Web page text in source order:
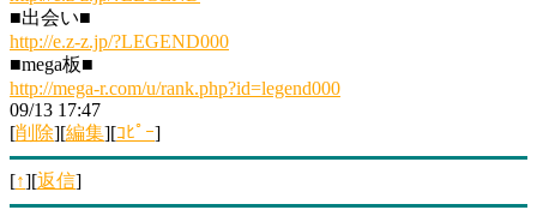
■出会い■
http://e.z-z.jp/?LEGEND000
■mega板■
http://mega-r.com/u/rank.php?id=legend000
09/13 17:47
[削除][編集][ｺﾋﾟｰ]
[↑][返信]